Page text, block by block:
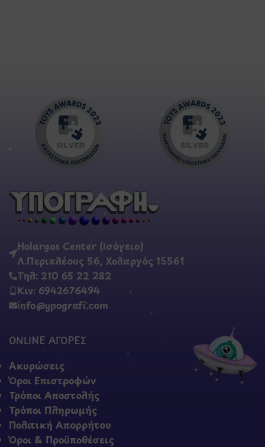
Holargos Center (Ισόγειο)
Λ.Περικλέους 56, Χολαργός 15561
Τηλ: 210 65 22 282
Κιν: 6942676494
info@ypografi.com
ONLINE ΑΓΟΡΕΣ
Ακυρώσεις
Όροι Επιστροφών
Τρόποι Αποστολής
Τρόποι Πληρωμής
Πολιτική Απορρήτου
Όροι & Προϋποθέσεις